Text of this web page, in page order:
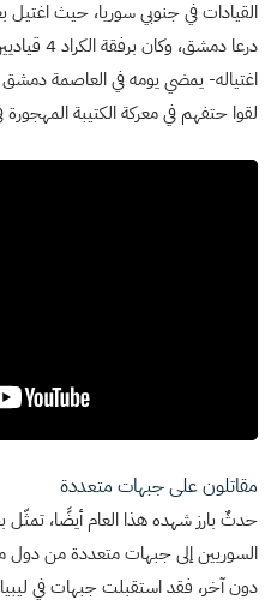
القيادات في جنوبي سوريا، حيث
درعا
اغتياله- يمضي يومه في العاصمة دمشق
لقوا حتفهم في معركة الكتيبة
مقاتلون على جبهات متعددة
حدثٌ بارز شهده هذا العام أيضًا،
السوريين إلى جبهات متعددة من دول
دون آخر، فقد استقبلت جبهات في